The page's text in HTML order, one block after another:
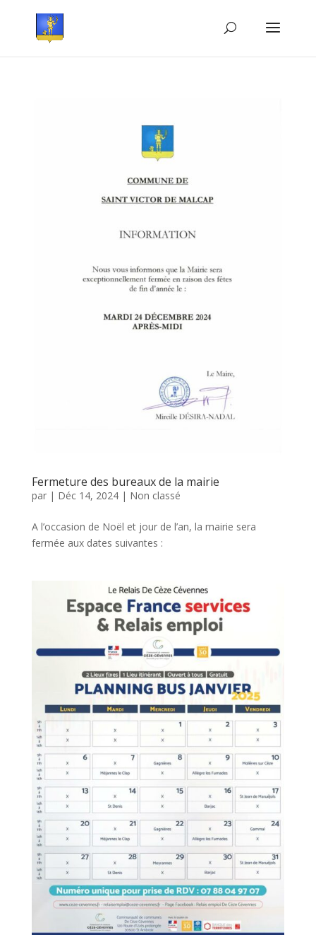
Fermeture des bureaux de la mairie
par | Déc 14, 2024| Non classé
A l’occasion de Noël et jour de l’an, la mairie sera
fermée aux dates suivantes :